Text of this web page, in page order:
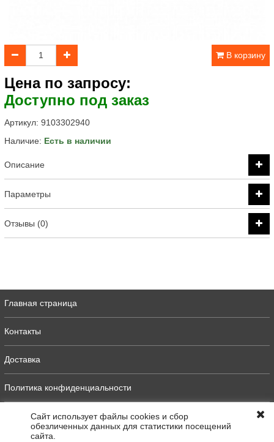
В корзину
Цена по запросу:
Доступно под заказ
Артикул: 9103302940
Наличие: Есть в наличии
Описание
Параметры
Отзывы (0)
Главная страница
Контакты
Доставка
Политика конфиденциальности
ОфертаСайт использует файлы cookies и сбор
обезличенных данных для статистики посещений
сайта.